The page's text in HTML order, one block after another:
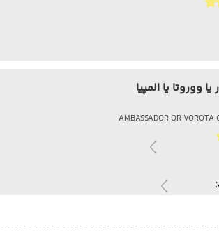
ووروتا یا المپیا
AMBASSADOR OR VOROTA